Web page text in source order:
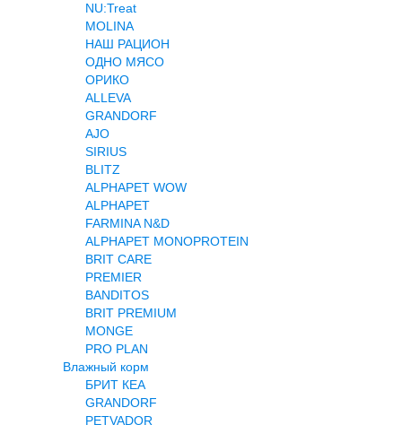
NU:Treat
MOLINA
НАШ РАЦИОН
ОДНО МЯСО
ОРИКО
ALLEVA
GRANDORF
AJO
SIRIUS
BLITZ
ALPHAPET WOW
ALPHAPET
FARMINA N&D
ALPHAPET MONOPROTEIN
BRIT CARE
PREMIER
BANDITOS
BRIT PREMIUM
MONGE
PRO PLAN
Влажный корм
БРИТ КЕА
GRANDORF
PETVADOR